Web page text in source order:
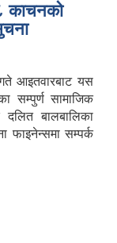
काचनको
आइतवारबाट यस
सम्पुर्ण सामाजिक
बालबालिका
फाइनेन्समा सम्पर्क